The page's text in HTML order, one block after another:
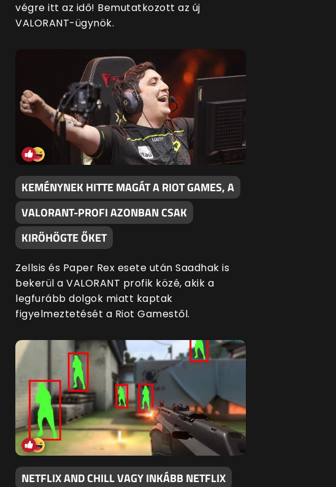
végre itt az idő! Bemutatkozott az új
VALORANT-ügynök.
KEMÉNYNEK HITTE MAGÁT A RIOT GAMES, A
VALORANT-PROFI AZONBAN CSAK
KIRÖHÖGTE ŐKET
Zellsis és Paper Rex esete után Saadhak is
bekerül a VALORANT profik közé, akik a
legfurább dolgok miatt kaptak
figyelmeztetését a Riot Gamestől.
NETFLIX AND CHILL VAGY INKÁBB NETFLIX